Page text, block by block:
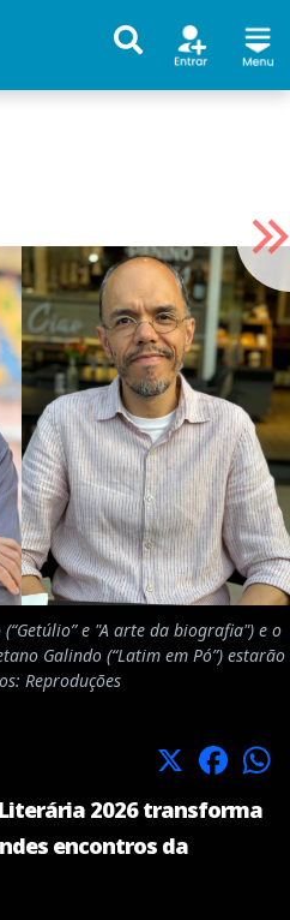
e "A arte da biografia") e o
Galindo (“Latim em Pó”) estarão
Reproduções
X Facebook
2026 transforma
encontros da